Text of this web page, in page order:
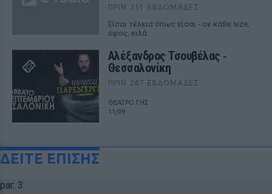
ΠΡΙΝ 251 ΕΒΔΟΜΆΔΕΣ
Είσαι τέλεια όπως είσαι - σε κάθε size,
ύψος, κιλά.
Αλέξανδρος Τσουβέλας ‑
Θεσσαλονίκη
ΠΡΙΝ 267 ΕΒΔΟΜΆΔΕΣ
ΘΕΑΤΡΟ ΓΗΣ
11/09
ΔΕΙΤΕ ΕΠΙΣΗΣ
par: 3